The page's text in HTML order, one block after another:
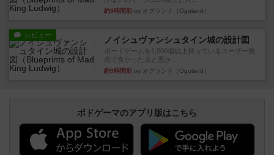
約9時間前 by オグランド（Oguland）
レビュー ノイシュヴァンシュタイン城の設計図
ボードゲームを1,000個以上持っているユーザー視
点で良かった点と悪か...
約9時間前 by オグランド（Oguland）
ボドゲーマのアプリ版はこちら